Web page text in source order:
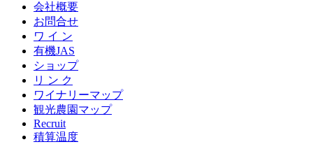
会社概要
お問合せ
ワ イ ン
有機JAS
ショップ
リ ン ク
ワイナリーマップ
観光農園マップ
Recruit
積算温度